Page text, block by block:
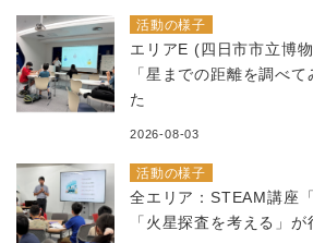
活動の様子
エリアE (四日市市立博
「星までの距離を調べ
た
2026-08-03
活動の様子
全エリア：STEAM講座
「火星探査を考える」